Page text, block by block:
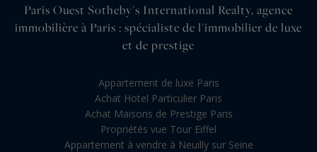
Paris Ouest Sotheby's International Realty, agence
immobilière à Paris : spécialiste de l'immobilier de luxe
et de prestige
Appartement de luxe Paris
Achat Hotel Particulier Paris
Achat Maisons de Prestige Paris
Propriétés vue Tour Eiffel
Appartement à vendre à Neuilly sur Seine